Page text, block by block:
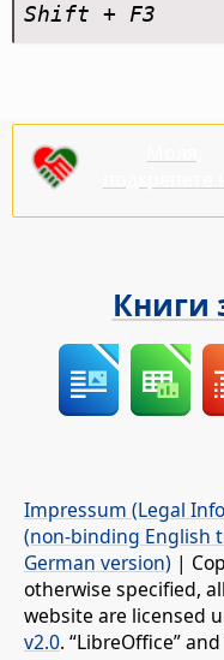
Shift + F3
Книги
Impressum (Legal
(non-binding English
German version) |
otherwise specified,
website are licensed
v2.0. “LibreOffice”